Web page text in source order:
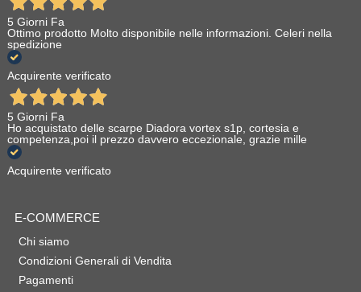
5 Giorni Fa
Ottimo prodotto Molto disponibile nelle informazioni. Celeri nella
spedizione
Acquirente verificato
5 Giorni Fa
Ho acquistato delle scarpe Diadora vortex s1p, cortesia e
competenza,poi il prezzo davvero eccezionale, grazie mille
Acquirente verificato
E-COMMERCE
Chi siamo
Condizioni Generali di Vendita
Pagamenti